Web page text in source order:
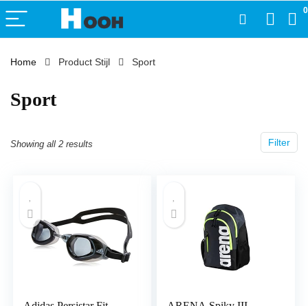
0
Home Product Stijl ‎Sport
‎Sport
Filter
Showing all 2 results